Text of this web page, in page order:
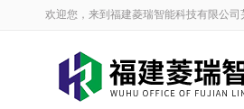
欢迎您，来到福建菱瑞智能科技有限公司